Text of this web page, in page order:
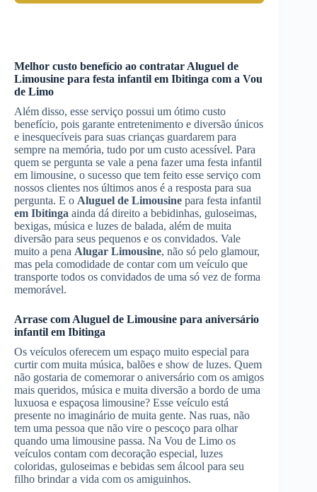
Melhor custo benefício ao contratar Aluguel de
Limousine para festa infantil em Ibitinga com a Vou
de Limo
Além disso, esse serviço possui um ótimo custo
benefício, pois garante entretenimento e diversão únicos
e inesquecíveis para suas crianças guardarem para
sempre na memória, tudo por um custo acessível. Para
quem se pergunta se vale a pena fazer uma festa infantil
em limousine, o sucesso que tem feito esse serviço com
nossos clientes nos últimos anos é a resposta para sua
pergunta. E o Aluguel de Limousine para festa infantil
em Ibitinga ainda dá direito a bebidinhas, guloseimas,
bexigas, música e luzes de balada, além de muita
diversão para seus pequenos e os convidados. Vale
muito a pena Alugar Limousine, não só pelo glamour,
mas pela comodidade de contar com um veículo que
transporte todos os convidados de uma só vez de forma
memorável.
Arrase com Aluguel de Limousine para aniversário
infantil em Ibitinga
Os veículos oferecem um espaço muito especial para
curtir com muita música, balões e show de luzes. Quem
não gostaria de comemorar o aniversário com os amigos
mais queridos, música e muita diversão a bordo de uma
luxuosa e espaçosa limousine? Esse veículo está
presente no imaginário de muita gente. Nas ruas, não
tem uma pessoa que não vire o pescoço para olhar
quando uma limousine passa. Na Vou de Limo os
veículos contam com decoração especial, luzes
coloridas, guloseimas e bebidas sem álcool para seu
filho brindar a vida com os amiguinhos.